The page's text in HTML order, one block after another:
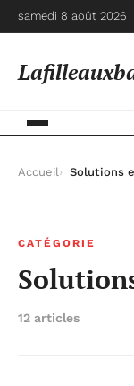
samedi 8 août 2026
Accueil Solutions
CATÉGORIE
12 articles